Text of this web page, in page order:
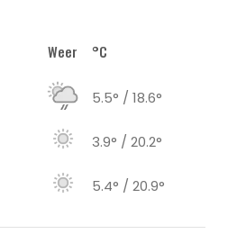
Weer °C
5.5° / 18.6°
3.9° / 20.2°
5.4° / 20.9°